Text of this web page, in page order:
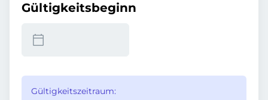
Gültigkeitsbeginn
Gültigkeitszeitraum: